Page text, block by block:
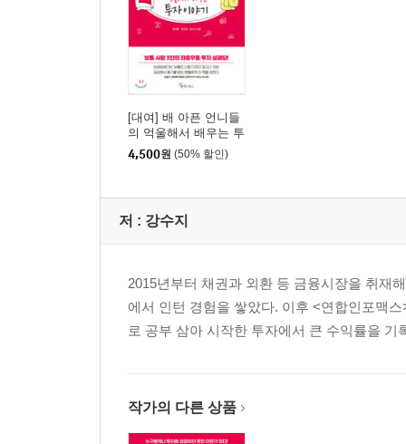
[더 알아보기] 크라우드펀딩이란 무엇인가?
[대여] 배 아픈 언니들
의 억울해서 배우는 투
자 이야기
4,500원 (50% 할인)
저 : 강수지
2015년부터 채권과 외환 등 금융시장을 취재
에서 인턴 경험을 쌓았다. 이후 <연합인포맥
로 공부 삼아 시작한 투자에서 큰 수익률을
작가의 다른 상품